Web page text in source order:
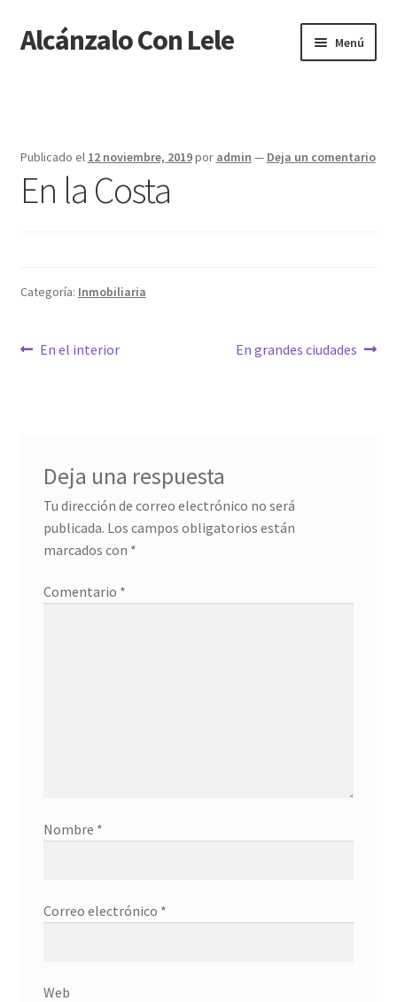
Alcánzalo Con Lele Menú
Aviso Legal
Lopd y Rgpd
Más información sobre las cookies
MI CUENTA
TECNOLOGÍA
Publicado el 12 noviembre, 2019por admin — Deja un comentario
En la Costa
Categoría: Inmobiliaria
En el interior En grandes ciudades
Deja una respuesta
Tu dirección de correo electrónico no será
publicada. Los campos obligatorios están
marcados con *
Comentario *
Nombre *
Correo electrónico *
Web